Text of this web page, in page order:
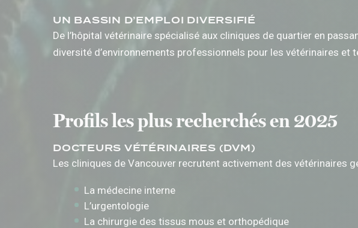
UN BASSIN D’EMPLOI DIVERSIFIÉ
De l’hôpital vétérinaire spécialisé aux cliniques de quartier en
diversité d’environnements professionnels pour les vétérinaires et
Profils les plus recherchés en 2025
DOCTEURS VÉTÉRINAIRES (DVM)
Les cliniques de Vancouver recrutent activement des vétérinaires
La médecine interne
L’urgentologie
La chirurgie des tissus mous et orthopédique